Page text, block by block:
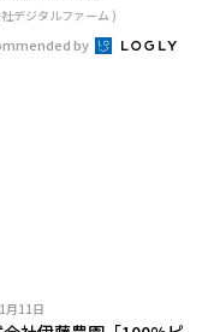
デジタルファーム )
by
月11日